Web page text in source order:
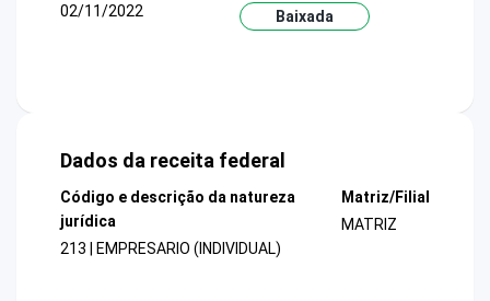
02/11/2022
Baixada
Dados da receita federal
Código e descrição da natureza
jurídica
213 | EMPRESARIO (INDIVIDUAL)
Matriz/Filial
MATRIZ